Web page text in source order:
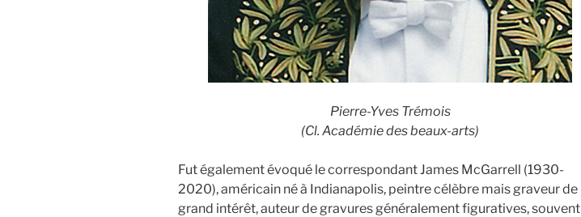
Pierre-Yves Trémois
(Cl. Académie des beaux-arts)
Fut également évoqué le correspondant James McGarrell (1930-
2020), américain né à Indianapolis, peintre célèbre mais graveur de
grand intérêt, auteur de gravures généralement figuratives, souvent